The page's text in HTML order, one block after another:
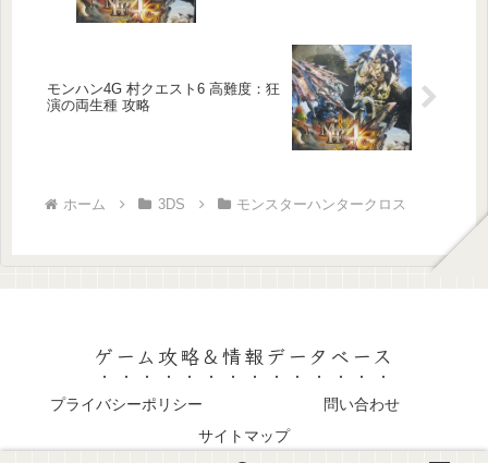
モンハン4G 村クエスト6 高難度：狂
演の両生種 攻略
ホーム 3DS モンスターハンタークロス
ゲーム攻略＆情報データベース
プライバシーポリシー
問い合わせ
サイトマップ